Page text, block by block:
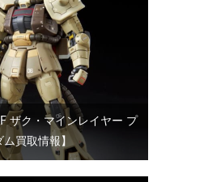
ザク・マインレイヤー プ
買取情報】